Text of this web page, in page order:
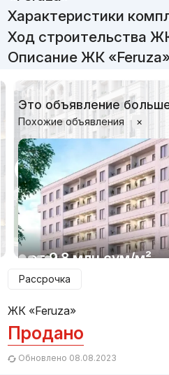
Характеристики
Ход строительства
Описание ЖК
Это объявление
Похожие объявления ×
от9.8 млн сум/м²
ЖК «Salar»
Рассрочка
ЖК «Feruza»
Продано
Обновлено 08.08.2023